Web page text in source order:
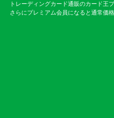
トレーディングカード通販のカード王
さらにプレミアム会員になると通常価